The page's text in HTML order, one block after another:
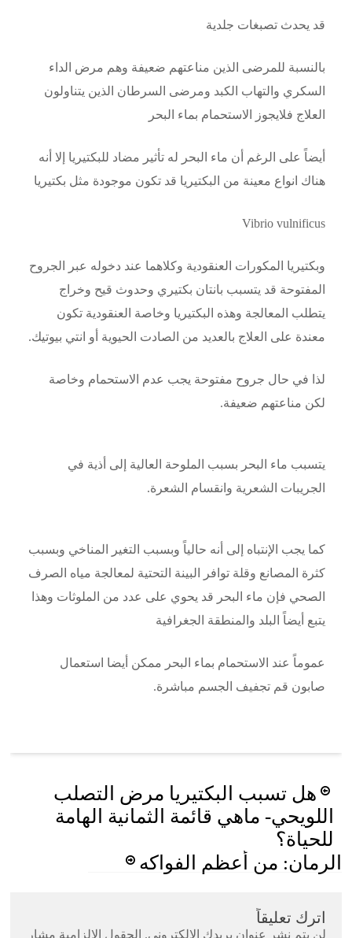
قد يحدث تصبغات جلدية
بالنسبة للمرضى الذين مناعتهم ضعيفة وهم مرض الداء
السكري والتهاب الكبد ومرضى السرطان الذين يتناولون
العلاج فلايجوز الاستحمام بماء البحر
أيضاً على الرغم أن ماء البحر له تأثير مضاد للبكتيريا إلا أنه
هناك انواع معينة من البكتيريا قد تكون موجودة مثل بكتيريا
Vibrio vulnificus
وبكتيريا المكورات العنقودية وكلاهما عند دخوله عبر الجروح
المفتوحة قد يتسبب بانتان بكتيري وحدوث قيح وخراج
يتطلب المعالجة وهذه البكتيريا وخاصة العنقودية تكون
معندة على العلاج بالعديد من الصادت الحيوية أو انتي بيوتيك.
لذا في حال جروح مفتوحة يجب عدم الاستحمام وخاصة
لكن مناعتهم ضعيفة.
يتسبب ماء البحر بسبب الملوحة العالية إلى أذية في
الجريبات الشعرية وانقسام الشعرة.
كما يجب الإنتباه إلى أنه حالياً وبسبب التغير المناخي وبسبب
كثرة المصانع وقلة توافر البينة التحتية لمعالجة مياه الصرف
الصحي فإن ماء البحر قد يحوي على عدد من الملوثات وهذا
يتبع أيضاً البلد والمنطقة الجغرافية
عموماً عند الاستحمام بماء البحر ممكن أيضا استعمال
صابون قم تجفيف الجسم مباشرة.
Post
navigation
هل تسبب البكتيريا مرض التصلب
اللويحي- ماهي قائمة الثمانية الهامة
للحياة؟
الرمان: من أعظم الفواكه
اترك تعليقاً
لن يتم نشر عنوان بريدك الإلكتروني. الحقول الإلزامية مشار